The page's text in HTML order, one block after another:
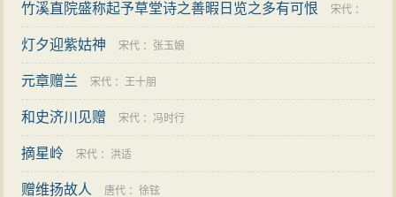
竹溪直院盛称起予草堂诗之善暇日览之多有可恨 宋代 ：
刘克庄
灯夕迎紫姑神 宋代 ： 张玉娘
元章赠兰 宋代 ：王十朋
和史济川见赠 宋代 ：冯时行
摘星岭 宋代 ： 洪适
赠维扬故人 唐代 ：徐铉